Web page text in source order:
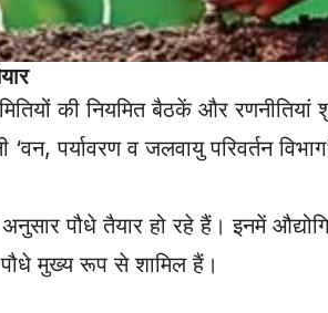
की नियमित बैठकें और
पर्यावरण व जलवायु परिवर्तन
पौधे तैयार हो रहे हैं। इनमें
मुख्य रूप से शामिल हैं।